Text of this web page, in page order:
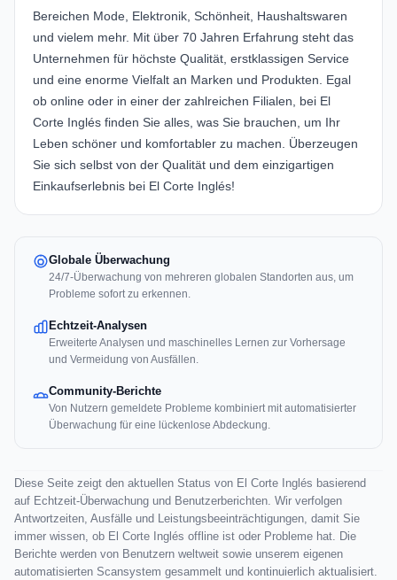
Bereichen Mode, Elektronik, Schönheit, Haushaltswaren
und vielem mehr. Mit über 70 Jahren Erfahrung steht das
Unternehmen für höchste Qualität, erstklassigen Service
und eine enorme Vielfalt an Marken und Produkten. Egal
ob online oder in einer der zahlreichen Filialen, bei El
Corte Inglés finden Sie alles, was Sie brauchen, um Ihr
Leben schöner und komfortabler zu machen. Überzeugen
Sie sich selbst von der Qualität und dem einzigartigen
Einkaufserlebnis bei El Corte Inglés!
Globale Überwachung
24/7-Überwachung von mehreren globalen Standorten aus, um
Probleme sofort zu erkennen.
Echtzeit-Analysen
Erweiterte Analysen und maschinelles Lernen zur Vorhersage
und Vermeidung von Ausfällen.
Community-Berichte
Von Nutzern gemeldete Probleme kombiniert mit automatisierter
Überwachung für eine lückenlose Abdeckung.
Diese Seite zeigt den aktuellen Status von El Corte Inglés basierend
auf Echtzeit-Überwachung und Benutzerberichten. Wir verfolgen
Antwortzeiten, Ausfälle und Leistungsbeeinträchtigungen, damit Sie
immer wissen, ob El Corte Inglés offline ist oder Probleme hat. Die
Berichte werden von Benutzern weltweit sowie unserem eigenen
automatisierten Scansystem gesammelt und kontinuierlich aktualisiert.